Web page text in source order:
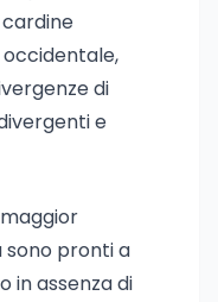
di
e
sono pronti a
in assenza di